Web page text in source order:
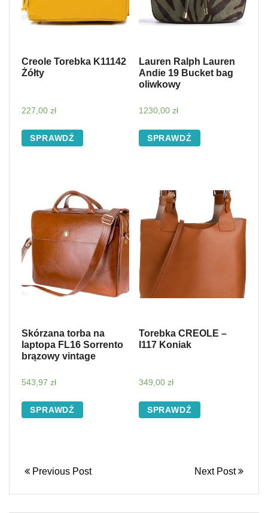
Creole Torebka K11142
Żółty
227,00 zł
SPRAWDŹ
Lauren Ralph Lauren
Andie 19 Bucket bag
oliwkowy
1230,00 zł
SPRAWDŹ
Skórzana torba na
laptopa FL16 Sorrento
brązowy vintage
543,97 zł
SPRAWDŹ
Torebka CREOLE –
I117 Koniak
349,00 zł
SPRAWDŹ
Previous Post Next Post